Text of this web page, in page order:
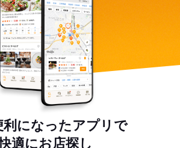
利になったアプリで
適にお店探し